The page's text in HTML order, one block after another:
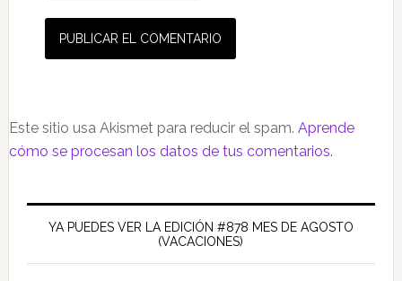
Este sitio usa Akismet para reducir el spam. Aprende
cómo se procesan los datos de tus comentarios.
Barra
lateral
principal
YA PUEDES VER LA EDICIÓN #878 MES DE AGOSTO
(VACACIONES)